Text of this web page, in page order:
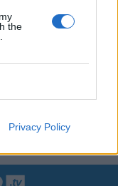
the
Privacy Policy